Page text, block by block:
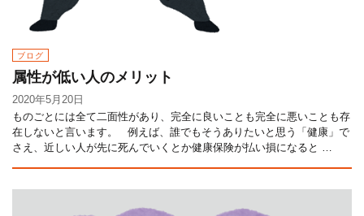
ブログ
属性が低い人のメリット
2020年5月20日
ものごとには全て二面性があり、完全に良いことも完全に悪いことも存
在しないと言います。 例えば、誰でもそうありたいと思う「健康」で
さえ、近しい人が先に死んでいくとか健康保険が払い損になると …